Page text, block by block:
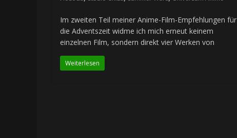
Im zweiten Teil meiner Anime-Film-Empfehlungen für
die Adventszeit widme ich mich erneut keinem
einzelnen Film, sondern direkt vier Werken von
Weiterlesen